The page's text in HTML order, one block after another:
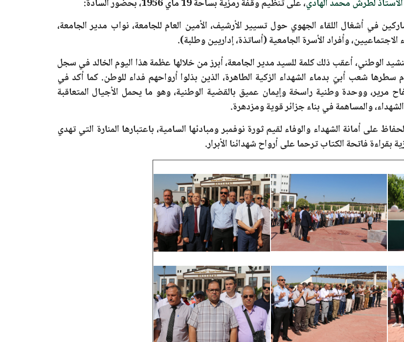
الأستاذ لطرش محمد الهادي، على تنظيم وقفة رمزية بساحة 19 ماي 1956، بحضور السادة:
في أشغال اللقاء الجهوي حول تسيير الأرشيف، الأمين العام للجامعة، نواب مدير الجامعة،
وأفراد الأسرة الجامعية (أساتذة، إداريين وطلبة).
الوطني، أعقب ذلك كلمة للسيد مدير الجامعة، أبرز من خلالها عظمة هذا اليوم الخالد في سجل
شعب أبيّ بدماء الشهداء الزكية الطاهرة، الذين بذلوا أرواحهم فداء للوطن. كما أكد في
مرير، ووحدة وطنية راسخة وإيمان عميق بالقضية الوطنية، وهو ما يحمل الأجيال المتعاقبة
والمساهمة في بناء جزائر قوية ومزدهرة.
على أمانة الشهداء والوفاء لقيم ثورة نوفمبر ومبادئها السامية، باعتبارها المنارة التي تهدي
فاتحة الكتاب ترحما على أرواح شهدائنا الأبرار.